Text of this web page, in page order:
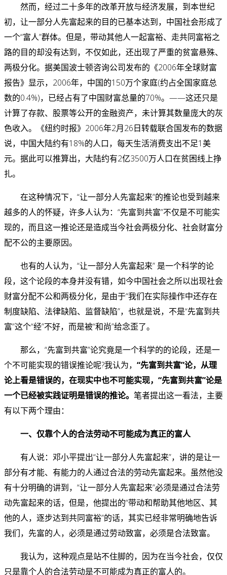
然而，经过二十多年的改革开放与经济发展，到本世纪
初，让一部分人先富起来的目的已基本达到，中国社会形成了
一个“富人”群体。但是，带动其他人一起富裕、走共同富裕之
路的目的却没有达到，不仅如此，还出现了严重的贫富悬殊、
两极分化。据美国波士顿咨询公司发布的《2006年全球财富
报告》显示，2006年，中国的150万个家庭(约占全国家庭总
数的0.4%)，已经占有了中国财富总量的70%。——这还只是
计算了存款、股票等公开的金融资产，未计算其数量庞大的灰
色收入。《纽约时报》2006年2月26日转载联合国发布的数据
说，中国大陆约有18%的人口，每天生活消费支出不足1美
元。据此可以推算出，大陆约有2亿3500万人口在贫困线上挣
扎。
在这种情况下，“让一部分人先富起来”的推论也受到越来
越多的人的怀疑，许多人认为：“先富到共富”不仅是不可能实
现的，而且这一推论还是造成当今社会两极分化、社会财富分
配不公的主要原因。
也有的人认为，“让一部分人先富起来” 是一个科学的论
段，这个论段的本身并没有错，如今中国社会之所以出现社会
财富分配不公和两极分化，是由于“我们在实际操作中还存在
制度缺陷、法律缺陷、监督缺陷”，也就是说，不是“先富到共
富”这个“经”不好，而是被“和尚”给念歪了。
那么，“先富到共富”论究竟是一个科学的的论段，还是一
个不可能实现的错误推论呢?我认为， “先富到共富”论，从理
论上看是错误的，在现实中也不可能实现，“先富到共富”论是
一个已经被实践证明是错误的推论。 笔者提出这一看法，主要
有以下两个理由：
一、仅靠个人的合法劳动不可能成为真正的富人
有人说：邓小平提出“让一部分人先富起来”，讲的是让一
部分有才能、有能力的人通过合法的劳动先富起来。虽然他没
有十分明确的讲到，“让一部分人先富起来”必须是通过合法劳
动先富起来的话，但是，他提出的“带动和帮助其他地区、其
他的人，逐步达到共同富裕”的话，其实已经非常明确地告诉
我们，先富的人，必须是通过劳动致富，必须是合法致富。
我认为，这种观点是站不住脚的，因为在当今社会，仅仅
只是靠个人的合法劳动是不可能成为真正的富人的。